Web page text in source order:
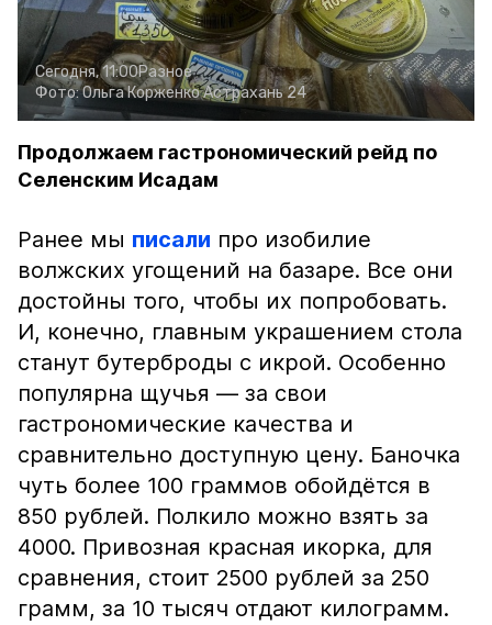
Сегодня, 11:00Разное
Фото:Ольга КорженкоАстрахань 24
Продолжаем гастрономический рейд по
Селенским Исадам
Ранее мы писали про изобилие
волжских угощений на базаре. Все они
достойны того, чтобы их попробовать.
И, конечно, главным украшением стола
станут бутерброды с икрой. Особенно
популярна щучья — за свои
гастрономические качества и
сравнительно доступную цену. Баночка
чуть более 100 граммов обойдётся в
850 рублей. Полкило можно взять за
4000. Привозная красная икорка, для
сравнения, стоит 2500 рублей за 250
грамм, за 10 тысяч отдают килограмм.